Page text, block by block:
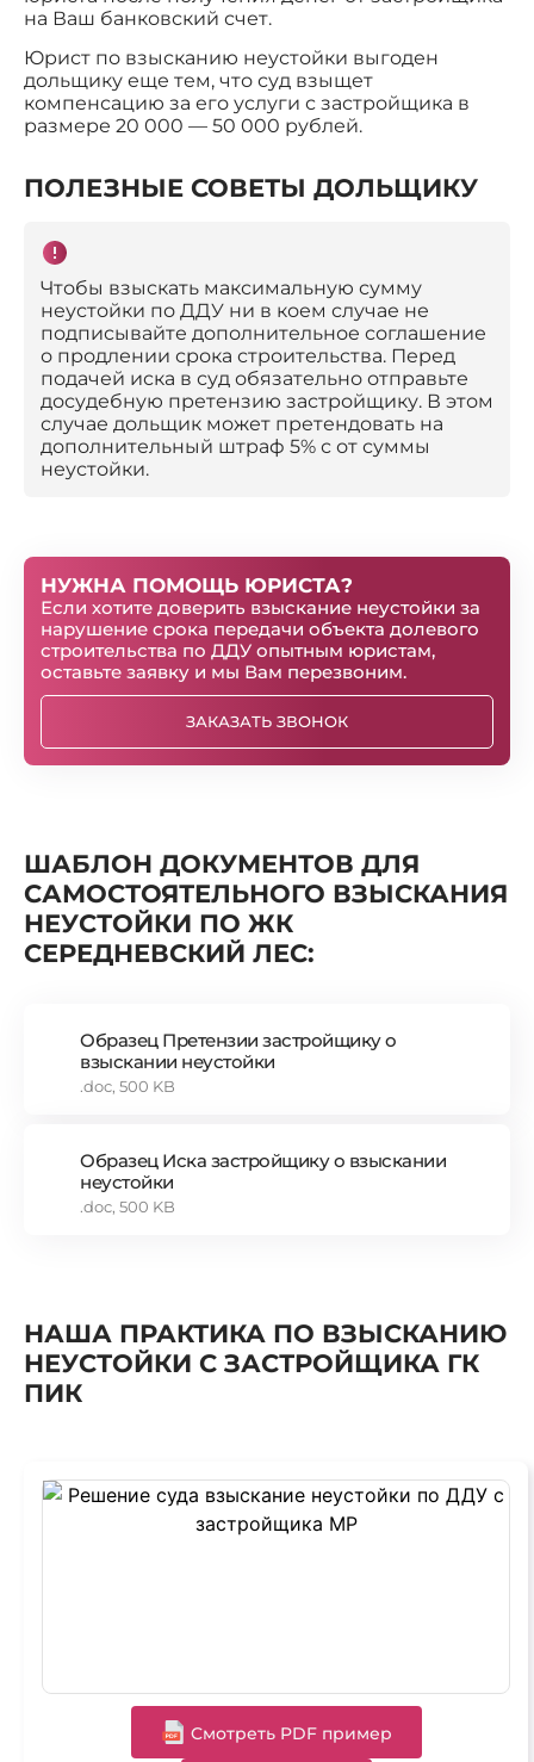
на Ваш банковский счет.
Юрист по взысканию неустойки выгоден
дольщику еще тем, что суд взыщет
компенсацию за его услуги с застройщика в
размере 20 000 — 50 000 рублей.
ПОЛЕЗНЫЕ СОВЕТЫ ДОЛЬЩИКУ
Чтобы взыскать максимальную сумму
неустойки по ДДУ ни в коем случае не
подписывайте дополнительное соглашение
о продлении срока строительства. Перед
подачей иска в суд обязательно отправьте
досудебную претензию застройщику. В этом
случае дольщик может претендовать на
дополнительный штраф 5% с от суммы
неустойки.
НУЖНА ПОМОЩЬ ЮРИСТА?
Если хотите доверить взыскание неустойки за
нарушение срока передачи объекта долевого
строительства по ДДУ опытным юристам,
оставьте заявку и мы Вам перезвоним.
ЗАКАЗАТЬ ЗВОНОК
ШАБЛОН ДОКУМЕНТОВ ДЛЯ
САМОСТОЯТЕЛЬНОГО ВЗЫСКАНИЯ
НЕУСТОЙКИ ПО ЖК
СЕРЕДНЕВСКИЙ ЛЕС:
Образец Претензии застройщику о
взыскании неустойки
.doc, 500 KB
Образец Иска застройщику о взыскании
неустойки
.doc, 500 KB
НАША ПРАКТИКА ПО ВЗЫСКАНИЮ
НЕУСТОЙКИ С ЗАСТРОЙЩИКА ГК
ПИК
Cмотреть PDF пример